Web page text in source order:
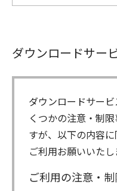
ダウンロードサー
ダウンロードサー
くつかの注意・制
すが、以下の内容
ご利用お願いいた
ご利用の注意・